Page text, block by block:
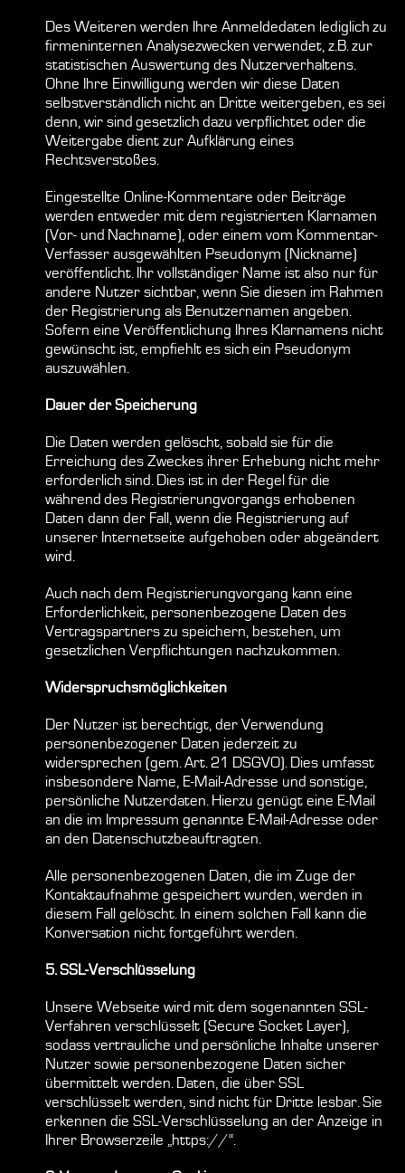
Des Weiteren werden Ihre Anmeldedaten lediglich zu
firmeninternen Analysezwecken verwendet, z.B. zur
statistischen Auswertung des Nutzerverhaltens.
Ohne Ihre Einwilligung werden wir diese Daten
selbstverständlich nicht an Dritte weitergeben, es sei
denn, wir sind gesetzlich dazu verpflichtet oder die
Weitergabe dient zur Aufklärung eines
Rechtsverstoßes.
Eingestellte Online-Kommentare oder Beiträge
werden entweder mit dem registrierten Klarnamen
(Vor- und Nachname), oder einem vom Kommentar-
Verfasser ausgewählten Pseudonym (Nickname)
veröffentlicht. Ihr vollständiger Name ist also nur für
andere Nutzer sichtbar, wenn Sie diesen im Rahmen
der Registrierung als Benutzernamen angeben.
Sofern eine Veröffentlichung Ihres Klarnamens nicht
gewünscht ist, empfiehlt es sich ein Pseudonym
auszuwählen.
Dauer der Speicherung
Die Daten werden gelöscht, sobald sie für die
Erreichung des Zweckes ihrer Erhebung nicht mehr
erforderlich sind. Dies ist in der Regel für die
während des Registrierungvorgangs erhobenen
Daten dann der Fall, wenn die Registrierung auf
unserer Internetseite aufgehoben oder abgeändert
wird.
Auch nach dem Registrierungvorgang kann eine
Erforderlichkeit, personenbezogene Daten des
Vertragspartners zu speichern, bestehen, um
gesetzlichen Verpflichtungen nachzukommen.
Widerspruchsmöglichkeiten
Der Nutzer ist berechtigt, der Verwendung
personenbezogener Daten jederzeit zu
widersprechen (gem. Art. 21 DSGVO). Dies umfasst
insbesondere Name, E-Mail-Adresse und sonstige,
persönliche Nutzerdaten. Hierzu genügt eine E-Mail
an die im Impressum genannte E-Mail-Adresse oder
an den Datenschutzbeauftragten.
Alle personenbezogenen Daten, die im Zuge der
Kontaktaufnahme gespeichert wurden, werden in
diesem Fall gelöscht. In einem solchen Fall kann die
Konversation nicht fortgeführt werden.
5. SSL-Verschlüsselung
Unsere Webseite wird mit dem sogenannten SSL-
Verfahren verschlüsselt (Secure Socket Layer),
sodass vertrauliche und persönliche Inhalte unserer
Nutzer sowie personenbezogene Daten sicher
übermittelt werden. Daten, die über SSL
verschlüsselt werden, sind nicht für Dritte lesbar. Sie
erkennen die SSL-Verschlüsselung an der Anzeige in
Ihrer Browserzeile „https://“.